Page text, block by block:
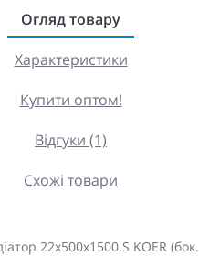
Огляд товару
Характеристики
Купити оптом!
Відгуки (1)
Схожі товари
22х500х1500.S KOER (бок.